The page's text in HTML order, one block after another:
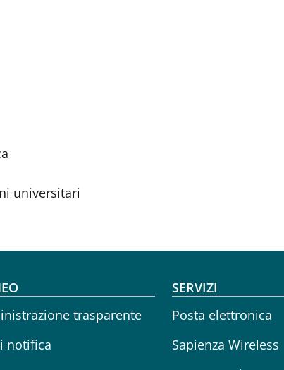
universitari
menu
trasparente
notifica
SERVIZI
Posta elettronica
Sapienza Wireless